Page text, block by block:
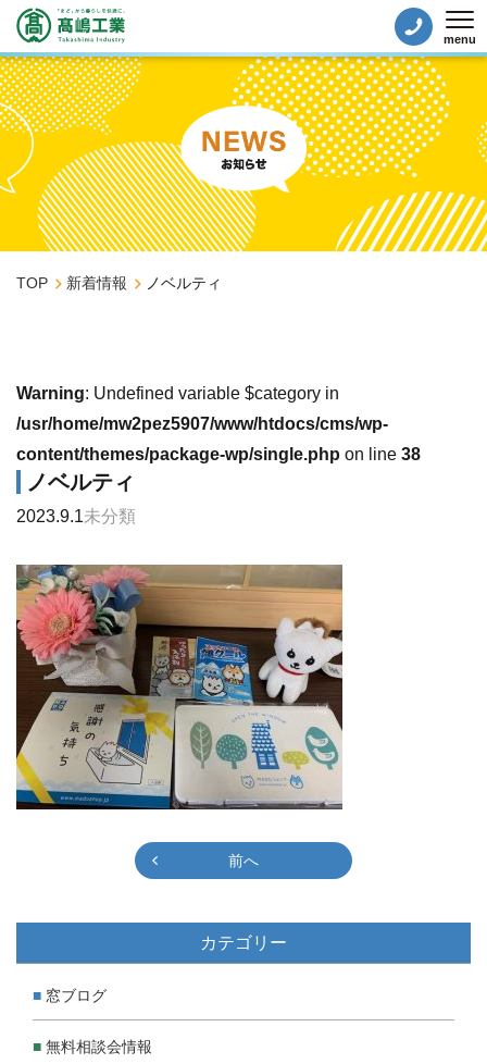
menu
TOP 新着情報 ノベルティ
Warning: Undefined variable $category in
/usr/home/mw2pez5907/www/htdocs/cms/wp-
content/themes/package-wp/single.php on line 38
ノベルティ
2023.9.1未分類
前へ
カテゴリー
窓ブログ
無料相談会情報